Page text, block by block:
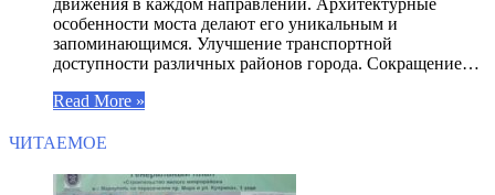
движения в каждом направлении. Архитектурные
особенности моста делают его уникальным и
запоминающимся. Улучшение транспортной
доступности различных районов города. Сокращение…
Read More »
ЧИТАЕМОЕ